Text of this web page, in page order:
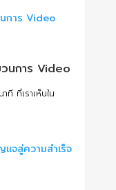
วนการ Video
ที ที่เราเห็นใน